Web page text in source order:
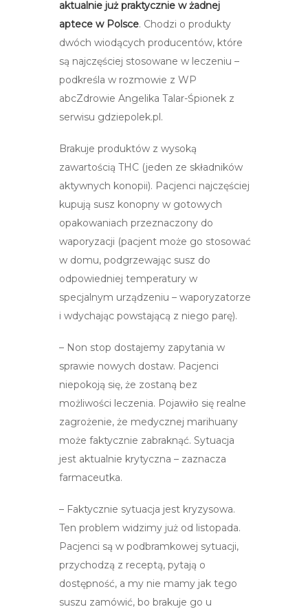
aktualnie już praktycznie w żadnej
aptece w Polsce. Chodzi o produkty
dwóch wiodących producentów, które
są najczęściej stosowane w leczeniu –
podkreśla w rozmowie z WP
abcZdrowie Angelika Talar-Śpionek z
serwisu gdziepolek.pl.
Brakuje produktów z wysoką
zawartością THC (jeden ze składników
aktywnych konopii). Pacjenci najczęściej
kupują susz konopny w gotowych
opakowaniach przeznaczony do
waporyzacji (pacjent może go stosować
w domu, podgrzewając susz do
odpowiedniej temperatury w
specjalnym urządzeniu – waporyzatorze
i wdychając powstającą z niego parę).
– Non stop dostajemy zapytania w
sprawie nowych dostaw. Pacjenci
niepokoją się, że zostaną bez
możliwości leczenia. Pojawiło się realne
zagrożenie, że medycznej marihuany
może faktycznie zabraknąć. Sytuacja
jest aktualnie krytyczna – zaznacza
farmaceutka.
– Faktycznie sytuacja jest kryzysowa.
Ten problem widzimy już od listopada.
Pacjenci są w podbramkowej sytuacji,
przychodzą z receptą, pytają o
dostępność, a my nie mamy jak tego
suszu zamówić, bo brakuje go u